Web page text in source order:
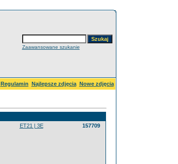
Zaawansowane szukanie
Regulamin Najlepsze zdjęcia Nowe zdjęcia
ET21 | 3E 157709